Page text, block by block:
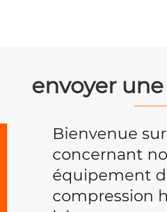
envoyer
Bienvenue
concernant
équipement
compression